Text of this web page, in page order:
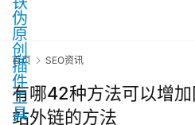
首页 SEO资讯
有哪42种方法可以增
站外链的方法